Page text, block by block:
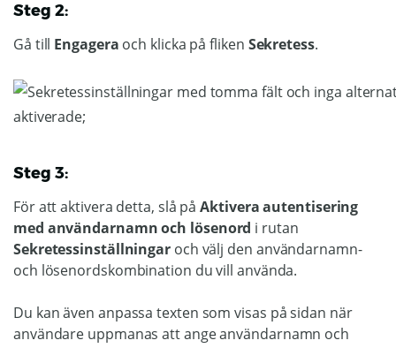
Steg 2:
Gå till Engagera och klicka på fliken Sekretess.
Steg 3:
För att aktivera detta, slå påAktivera autentisering
med användarnamn och lösenord i rutan
Sekretessinställningar och välj den användarnamn-
och lösenordskombination du vill använda.
Du kan även anpassa texten som visas på sidan när
användare uppmanas att ange användarnamn och